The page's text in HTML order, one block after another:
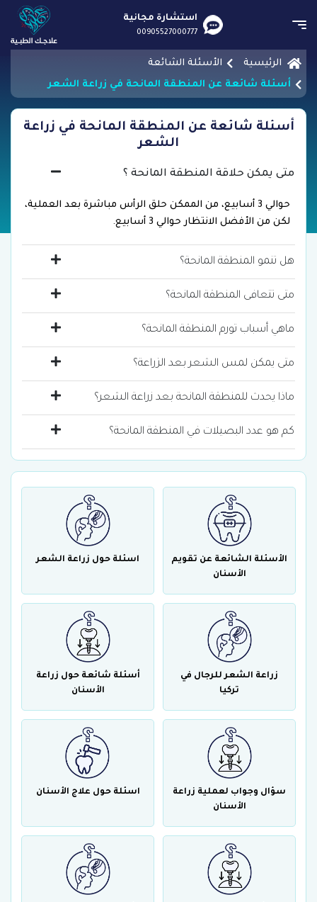
استشارة مجانية
00905527000777
الرئيسية
الأسئلة الشائعة
أسئلة شائعة عن المنطقة المانحة في زراعة الشعر
أسئلة شائعة عن المنطقة المانحة في زراعة
الشعر
متى يمكن حلاقة المنطقة المانحة ؟
حوالي 3 أسابيع، من الممكن حلق الرأس مباشرة بعد العملية،
لكن من الأفضل الانتظار حوالي 3 أسابيع.
هل تنمو المنطقة المانحة؟
متى تتعافى المنطقة المانحة؟
ماهي أسباب تورم المنطقة المانحة؟
متى يمكن لمس الشعر بعد الزراعة؟
ماذا يحدث للمنطقة المانحة بعد زراعة الشعر؟
كم هو عدد البصيلات في المنطقة المانحة؟
الأسئلة الشائعة عن تقويم
الأسنان
اسئلة حول زراعة الشعر
زراعة الشعر للرجال في
تركيا
أسئلة شائعة حول زراعة
الأسنان
سؤال وجواب لعملية زراعة
الأسنان
اسئلة حول علاج الأسنان